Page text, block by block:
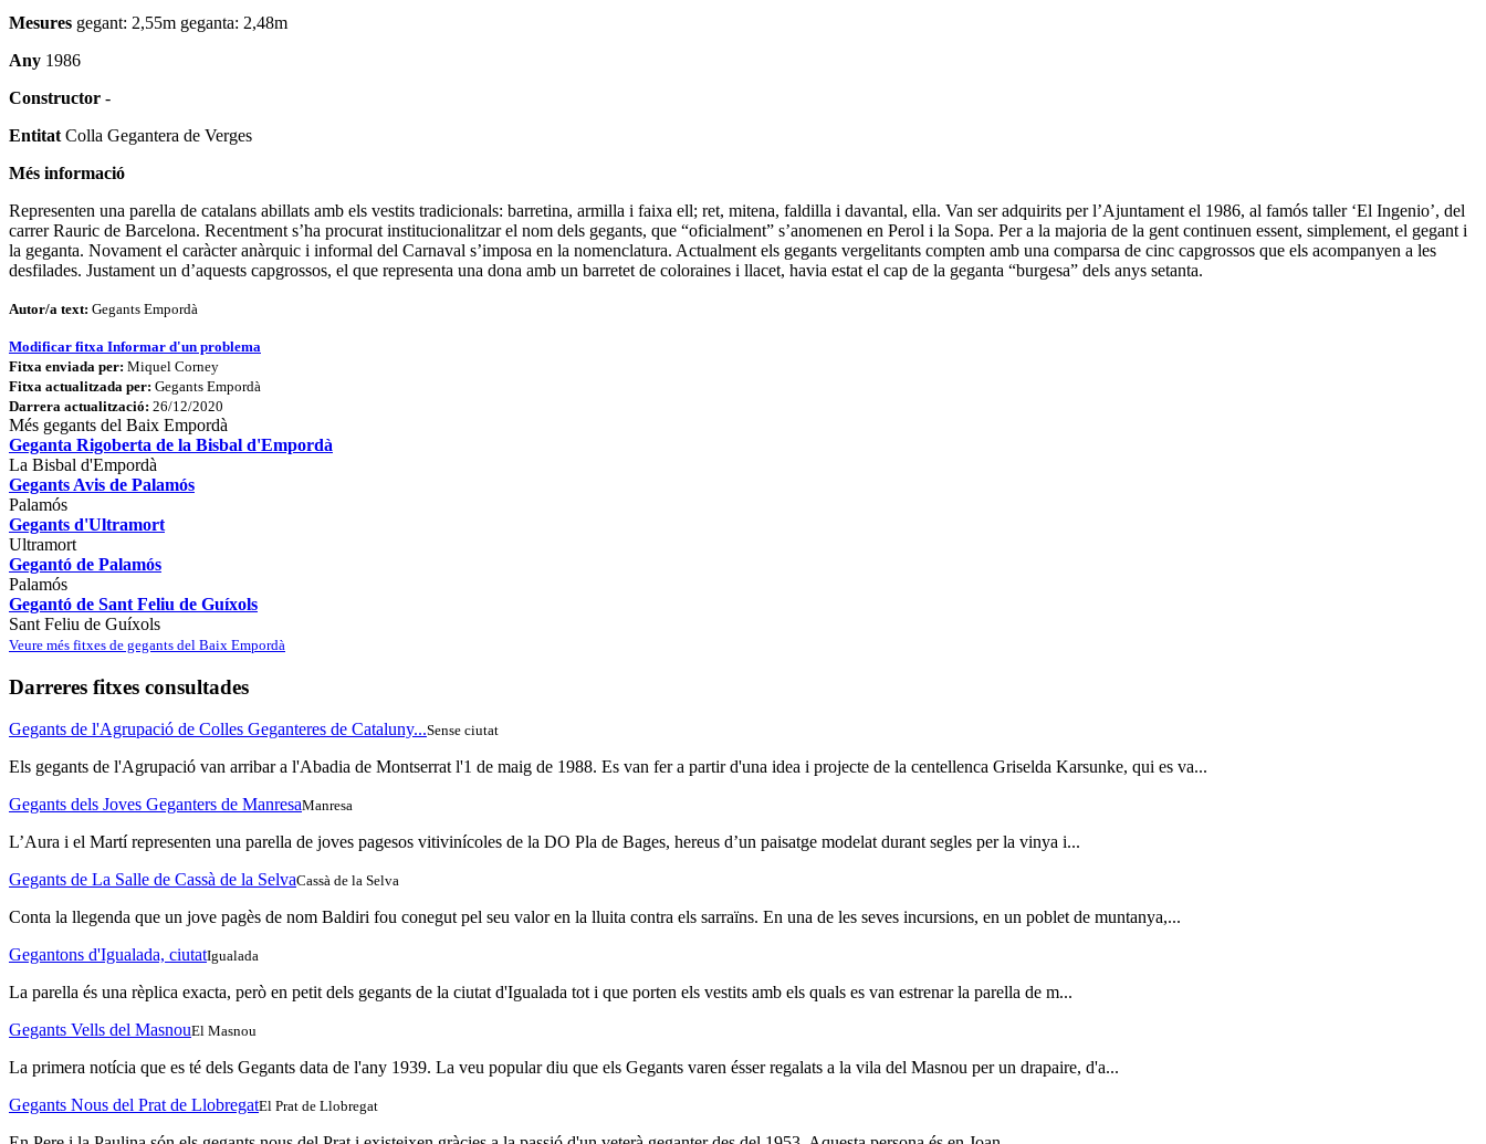
Mesures gegant: 2,55m geganta: 2,48m
Any 1986
Constructor -
Entitat Colla Gegantera de Verges
Més informació
Representen una parella de catalans abillats amb els vestits tradicionals: barretina, armilla i faixa ell; ret, mitena, faldilla i davantal, ella. Van ser adquirits per l’Ajuntament el 1986, al famós taller ‘El Ingenio’, del
carrer Rauric de Barcelona. Recentment s’ha procurat institucionalitzar el nom dels gegants, que “oficialment” s’anomenen en Perol i la Sopa. Per a la majoria de la gent continuen essent, simplement, el gegant i
la geganta. Novament el caràcter anàrquic i informal del Carnaval s’imposa en la nomenclatura. Actualment els gegants vergelitants compten amb una comparsa de cinc capgrossos que els acompanyen a les
desfilades. Justament un d’aquests capgrossos, el que representa una dona amb un barretet de coloraines i llacet, havia estat el cap de la geganta “burgesa” dels anys setanta.
Autor/a text: Gegants Empordà
Modificar fitxa Informar d'un problema
Fitxa enviada per: Miquel Corney
Fitxa actualitzada per: Gegants Empordà
Darrera actualització: 26/12/2020
Més gegants del Baix Empordà
Geganta Rigoberta de la Bisbal d'Empordà
La Bisbal d'Empordà
Gegants Avis de Palamós
Palamós
Gegants d'Ultramort
Ultramort
Gegantó de Palamós
Palamós
Gegantó de Sant Feliu de Guíxols
Sant Feliu de Guíxols
Veure més fitxes de gegants del Baix Empordà
Darreres fitxes consultades
Gegants de l'Agrupació de Colles Geganteres de Cataluny...Sense ciutat
Els gegants de l'Agrupació van arribar a l'Abadia de Montserrat l'1 de maig de 1988. Es van fer a partir d'una idea i projecte de la centellenca Griselda Karsunke, qui es va...
Gegants dels Joves Geganters de ManresaManresa
L’Aura i el Martí representen una parella de joves pagesos vitivinícoles de la DO Pla de Bages, hereus d’un paisatge modelat durant segles per la vinya i...
Gegants de La Salle de Cassà de la SelvaCassà de la Selva
Conta la llegenda que un jove pagès de nom Baldiri fou conegut pel seu valor en la lluita contra els sarraïns. En una de les seves incursions, en un poblet de muntanya,...
Gegantons d'Igualada, ciutatIgualada
La parella és una rèplica exacta, però en petit dels gegants de la ciutat d'Igualada tot i que porten els vestits amb els quals es van estrenar la parella de m...
Gegants Vells del MasnouEl Masnou
La primera notícia que es té dels Gegants data de l'any 1939. La veu popular diu que els Gegants varen ésser regalats a la vila del Masnou per un drapaire, d'a...
Gegants Nous del Prat de LlobregatEl Prat de Llobregat